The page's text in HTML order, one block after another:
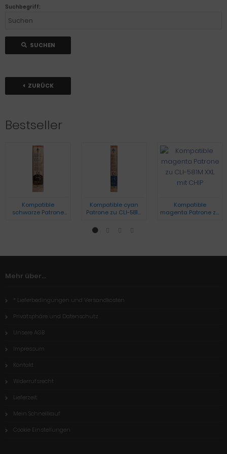
Suchbegriff:
SUCHEN
ZURÜCK
Bestseller
Kompatible
schwarze Patrone
Kompatible cyan
Patrone zu CLI-581C
Kompatible
magenta Patrone zu
Mehr über...
* Lieferbedingungen und Versandkosten
Privatsphäre und Datenschutz
Unsere AGB
Impressum
Kontakt
Widerrufsrecht
Lieferzeit
Mein Schnellkauf
Cookie Einstellungen